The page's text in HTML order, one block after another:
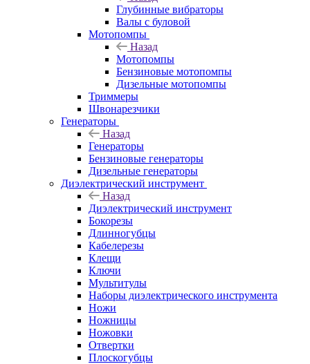
Глубинные вибраторы
Валы с буловой
Мотопомпы
Назад
Мотопомпы
Бензиновые мотопомпы
Дизельные мотопомпы
Триммеры
Швонарезчики
Генераторы
Назад
Генераторы
Бензиновые генераторы
Дизельные генераторы
Диэлектрический инструмент
Назад
Диэлектрический инструмент
Бокорезы
Длинногубцы
Кабелерезы
Клещи
Ключи
Мультитулы
Наборы диэлектрического инструмента
Ножи
Ножницы
Ножовки
Отвертки
Плоскогубцы